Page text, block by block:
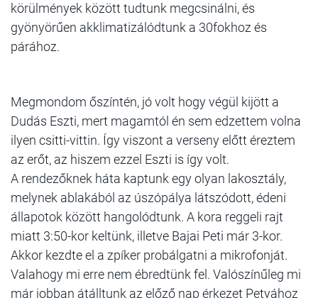
körülmények között tudtunk megcsinálni, és
gyönyörűen akklimatizálódtunk a 30fokhoz és
párához.
Megmondom őszíntén, jó volt hogy végül kijött a
Dudás Eszti, mert magamtól én sem edzettem volna
ilyen csitti-vittin. Így viszont a verseny előtt éreztem
az erőt, az hiszem ezzel Eszti is így volt.
A rendezőknek háta kaptunk egy olyan lakosztály,
melynek ablakából az úszópálya látszódott, édeni
állapotok között hangolódtunk. A kora reggeli rajt
miatt 3:50-kor keltünk, illetve Bajai Peti már 3-kor.
Akkor kezdte el a zpíker probálgatni a mikrofonját.
Valahogy mi erre nem ébredtünk fel. Valószínűleg mi
már jobban átálltunk az előző nap érkezet Petyához